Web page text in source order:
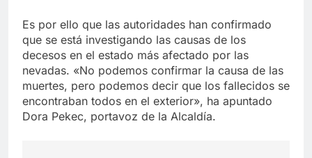
Es por ello que las autoridades han confirmado
que se está investigando las causas de los
decesos en el estado más afectado por las
nevadas. «No podemos confirmar la causa de las
muertes, pero podemos decir que los fallecidos se
encontraban todos en el exterior», ha apuntado
Dora Pekec, portavoz de la Alcaldía.